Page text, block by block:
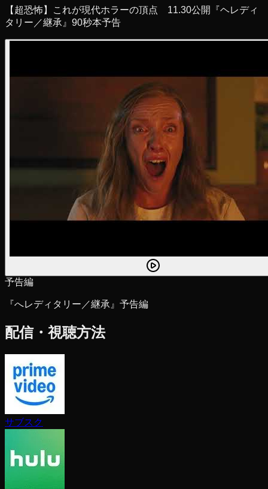
【超恐怖】これが現代ホラーの頂点 11.30公開『ヘレディ
タリー／継承』90秒本予告
予告編
『へレディタリー／継承』予告編
配信・視聴方法
サブスク